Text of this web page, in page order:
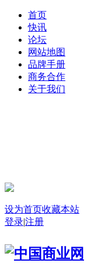
首页
快讯
论坛
网站地图
品牌手册
商务合作
关于我们
设为首页收藏本站
登录|注册